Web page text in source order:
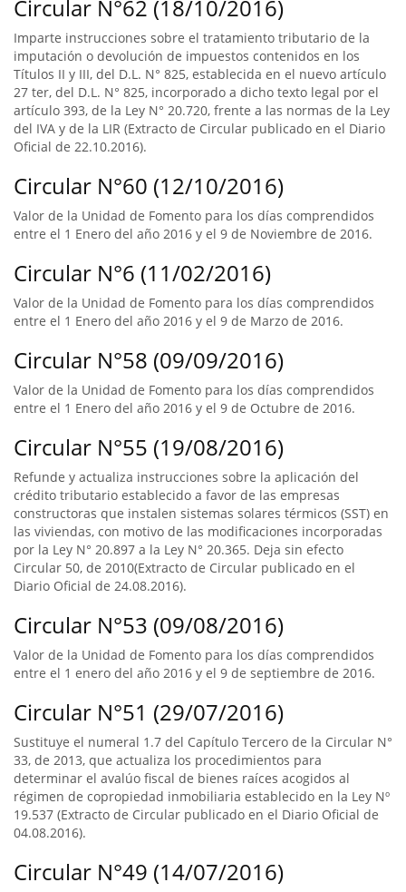
Circular N°62 (18/10/2016)
Imparte instrucciones sobre el tratamiento tributario de la
imputación o devolución de impuestos contenidos en los
Títulos II y III, del D.L. N° 825, establecida en el nuevo artículo
27 ter, del D.L. N° 825, incorporado a dicho texto legal por el
artículo 393, de la Ley N° 20.720, frente a las normas de la Ley
del IVA y de la LIR (Extracto de Circular publicado en el Diario
Oficial de 22.10.2016).
Circular N°60 (12/10/2016)
Valor de la Unidad de Fomento para los días comprendidos
entre el 1 Enero del año 2016 y el 9 de Noviembre de 2016.
Circular N°6 (11/02/2016)
Valor de la Unidad de Fomento para los días comprendidos
entre el 1 Enero del año 2016 y el 9 de Marzo de 2016.
Circular N°58 (09/09/2016)
Valor de la Unidad de Fomento para los días comprendidos
entre el 1 Enero del año 2016 y el 9 de Octubre de 2016.
Circular N°55 (19/08/2016)
Refunde y actualiza instrucciones sobre la aplicación del
crédito tributario establecido a favor de las empresas
constructoras que instalen sistemas solares térmicos (SST) en
las viviendas, con motivo de las modificaciones incorporadas
por la Ley N° 20.897 a la Ley N° 20.365. Deja sin efecto
Circular 50, de 2010(Extracto de Circular publicado en el
Diario Oficial de 24.08.2016).
Circular N°53 (09/08/2016)
Valor de la Unidad de Fomento para los días comprendidos
entre el 1 enero del año 2016 y el 9 de septiembre de 2016.
Circular N°51 (29/07/2016)
Sustituye el numeral 1.7 del Capítulo Tercero de la Circular N°
33, de 2013, que actualiza los procedimientos para
determinar el avalúo fiscal de bienes raíces acogidos al
régimen de copropiedad inmobiliaria establecido en la Ley Nº
19.537 (Extracto de Circular publicado en el Diario Oficial de
04.08.2016).
Circular N°49 (14/07/2016)